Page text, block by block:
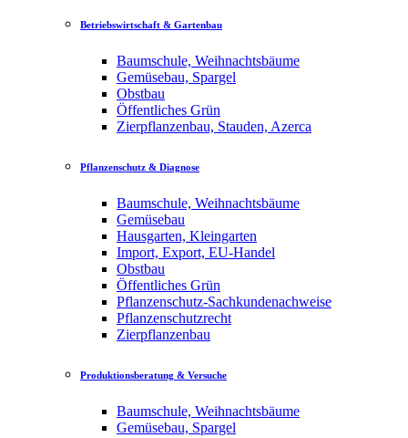
Betriebswirtschaft & Gartenbau
Baumschule, Weihnachtsbäume
Gemüsebau, Spargel
Obstbau
Öffentliches Grün
Zierpflanzenbau, Stauden, Azerca
Pflanzenschutz & Diagnose
Baumschule, Weihnachtsbäume
Gemüsebau
Hausgarten, Kleingarten
Import, Export, EU-Handel
Obstbau
Öffentliches Grün
Pflanzenschutz-Sachkundenachweise
Pflanzenschutzrecht
Zierpflanzenbau
Produktionsberatung & Versuche
Baumschule, Weihnachtsbäume
Gemüsebau, Spargel